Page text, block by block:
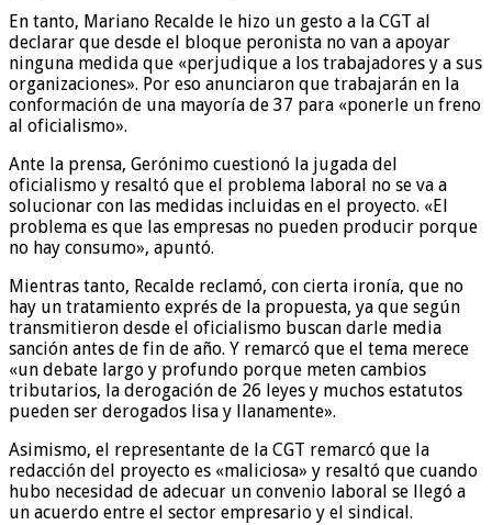
En tanto, Mariano Recalde le hizo un gesto a la CGT al
declarar que desde el bloque peronista no van a apoyar
ninguna medida que «perjudique a los trabajadores y a sus
organizaciones». Por eso anunciaron que trabajarán en la
conformación de una mayoría de 37 para «ponerle un freno
al oficialismo».
Ante la prensa, Gerónimo cuestionó la jugada del
oficialismo y resaltó que el problema laboral no se va a
solucionar con las medidas incluidas en el proyecto. «El
problema es que las empresas no pueden producir porque
no hay consumo», apuntó.
Mientras tanto, Recalde reclamó, con cierta ironía, que no
hay un tratamiento exprés de la propuesta, ya que según
transmitieron desde el oficialismo buscan darle media
sanción antes de fin de año. Y remarcó que el tema merece
«un debate largo y profundo porque meten cambios
tributarios, la derogación de 26 leyes y muchos estatutos
pueden ser derogados lisa y llanamente».
Asimismo, el representante de la CGT remarcó que la
redacción del proyecto es «maliciosa» y resaltó que cuando
hubo necesidad de adecuar un convenio laboral se llegó a
un acuerdo entre el sector empresario y el sindical.